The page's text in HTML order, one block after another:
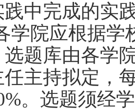
中完成的实
学院应根据学
题库由各学
主持拟定，
。选题须经